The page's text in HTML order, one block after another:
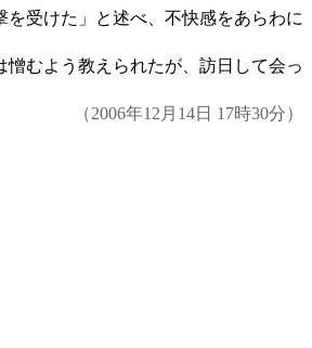
受けた」と述べ、不快感をあらわに
むよう教えられたが、訪日して会っ
（2006年12月14日 17時30分）